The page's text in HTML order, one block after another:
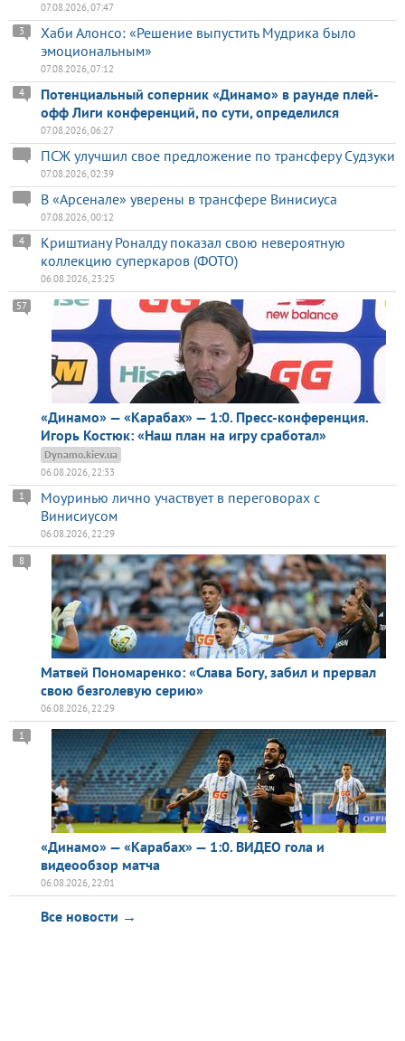
07.08.2026, 07:47
Хаби Алонсо: «Решение выпустить Мудрика было
эмоциональным»
3
07.08.2026, 07:12
Потенциальный соперник «Динамо» в раунде плей-
офф Лиги конференций, по сути, определился
4
07.08.2026, 06:27
ПСЖ улучшил свое предложение по трансферу Судзуки
07.08.2026, 02:39
В «Арсенале» уверены в трансфере Винисиуса
07.08.2026, 00:12
Криштиану Роналду показал свою невероятную
коллекцию суперкаров (ФОТО)
4
06.08.2026, 23:25
«Динамо» — «Карабах» — 1:0. Пресс-конференция.
Игорь Костюк: «Наш план на игру сработал»
57
Dynamo.kiev.ua
06.08.2026, 22:33
Моуринью лично участвует в переговорах с
Винисиусом
1
06.08.2026, 22:29
Матвей Пономаренко: «Слава Богу, забил и прервал
свою безголевую серию»
8
06.08.2026, 22:29
«Динамо» — «Карабах» — 1:0. ВИДЕО гола и
видеообзор матча
1
06.08.2026, 22:01
Все новости →